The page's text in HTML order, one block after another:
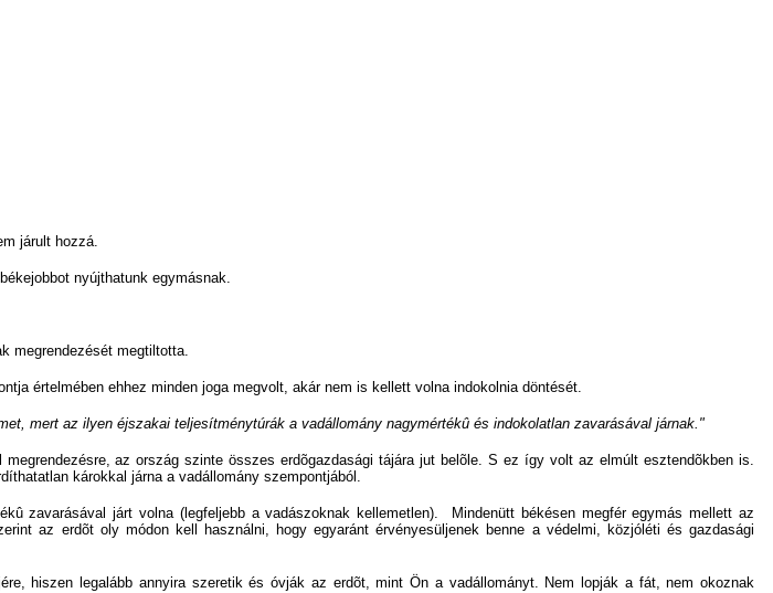
járult hozzá.
nyújthatunk egymásnak.
megrendezését megtiltotta.
értelmében ehhez minden joga megvolt, akár nem is kellett volna indokolnia döntését.
mert az ilyen éjszakai teljesítménytúrák a vadállomány nagymértékû és indokolatlan zavarásával járnak."
az ország szinte összes erdõgazdasági tájára jut belõle. S ez így volt az elmúlt esztendõkben is.
károkkal járna a vadállomány szempontjából.
zavarásával járt volna (legfeljebb a vadászoknak kellemetlen). Mindenütt békésen megfér egymás mellett az
az erdõt oly módon kell használni, hogy egyaránt érvényesüljenek benne a védelmi, közjóléti és gazdasági
hiszen legalább annyira szeretik és óvják az erdõt, mint Ön a vadállományt. Nem lopják a fát, nem okoznak